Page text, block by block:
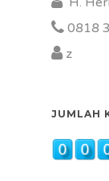
0818
z
JUMLAH